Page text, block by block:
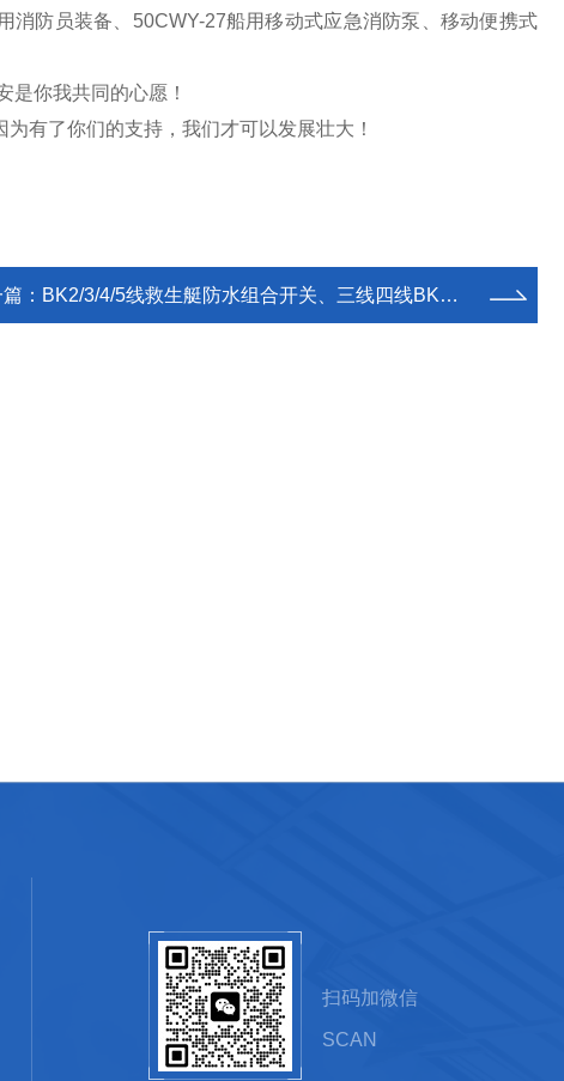
防员装备、50CWY-27船用移动式应急消防泵、移动便携式
是你我共同的心愿！
有了你们的支持，我们才可以发展壮大！
： BK2/3/4/5线救生艇防水组合开关、三线四线BK系列救助艇筏防水组合式开关
扫码加微信
SCAN